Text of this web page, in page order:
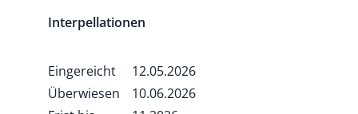
Interpellationen
Eingereicht
12.05.2026
Überwiesen
10.06.2026